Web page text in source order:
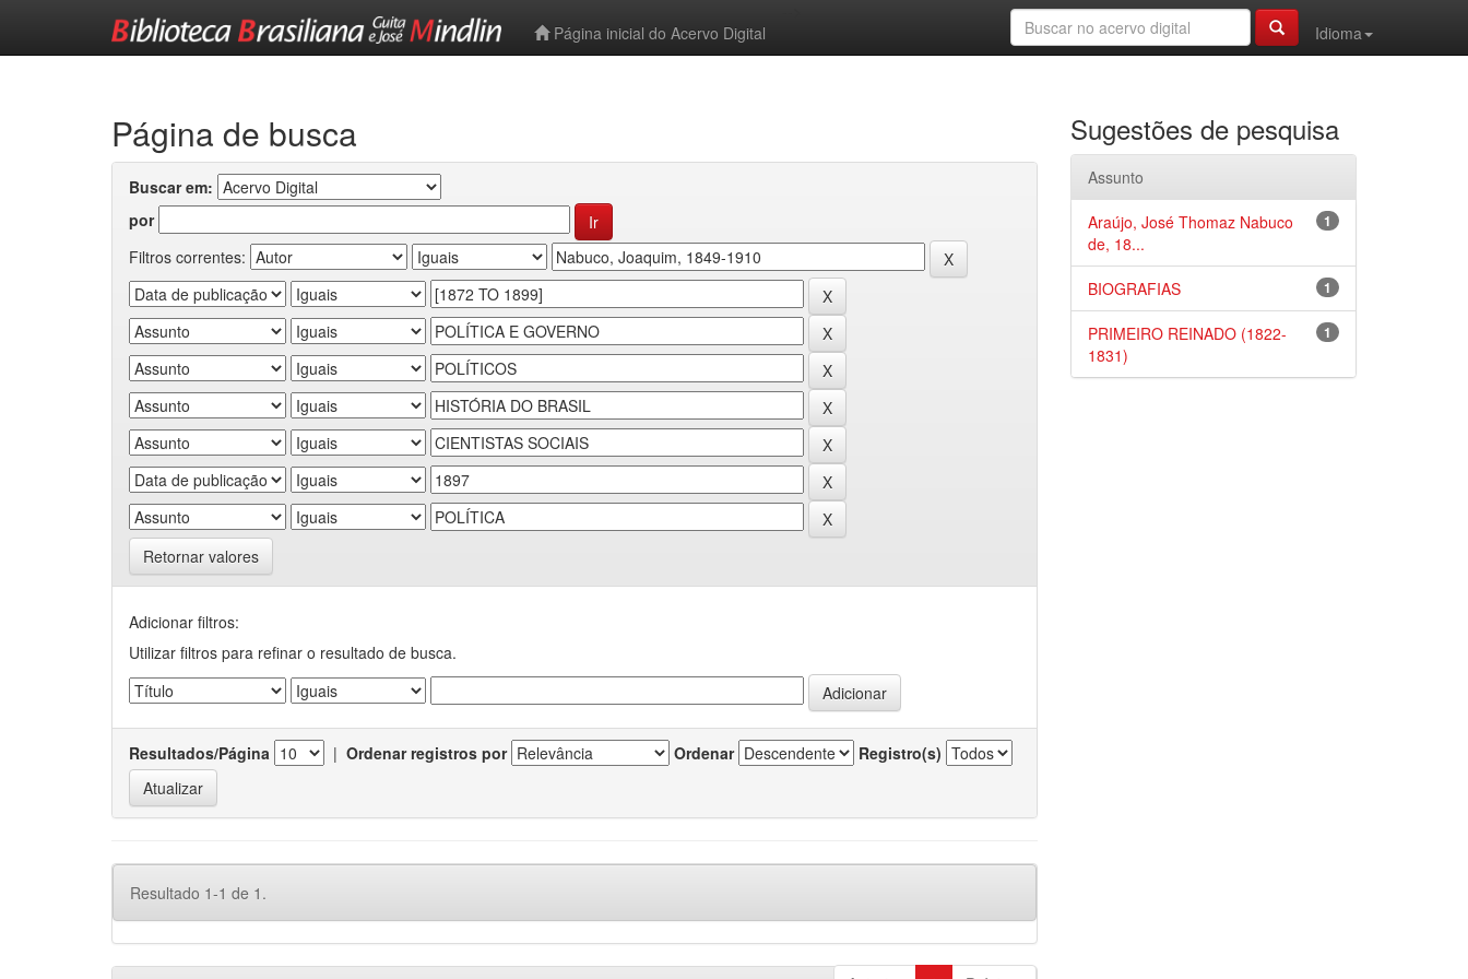
Página inicial do Acervo Digital
Idioma
Página de busca
Buscar em:
por
Filtros correntes:
Retornar valores
Adicionar filtros:
Utilizar filtros para refinar o resultado de busca.
Resultados/Página | Ordenar registros por Ordenar Registro(s)
Resultado 1-1 de 1.
Sugestões de pesquisa
Assunto
1
Araújo, José Thomaz Nabuco
de, 18...
1
BIOGRAFIAS
1
PRIMEIRO REINADO (1822-
1831)